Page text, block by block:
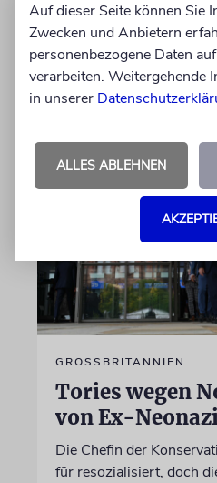
die Nova-Ausstellung –
»Verräterin«
von Daniel Zylbersztajn-
GROSSBRITANNIEN
Tories wegen
von Ex-
Die Chefin der
für resozialisiert, doch
Auf dieser Seite können Sie
Zwecken und Anbietern
personenbezogene Daten
verarbeiten. Weitergehende
in unserer
ALLES ABLEHNEN